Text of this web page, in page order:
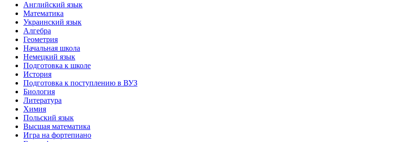
Английский язык
Математика
Украинский язык
Алгебра
Геометрия
Начальная школа
Немецкий язык
Подготовка к школе
История
Подготовка к поступлению в ВУЗ
Биология
Литература
Химия
Польский язык
Высшая математика
Игра на фортепиано